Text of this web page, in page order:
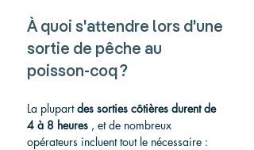
À quoi s'attendre lors d'une
sortie de pêche au
poisson-coq ?
La plupart des sorties côtières durent de
4 à 8 heures , et de nombreux
opérateurs incluent tout le nécessaire :